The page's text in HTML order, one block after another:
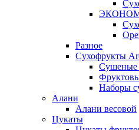
ЭКОНОМ
Разное
Сухофрукты
Сушеные
Наборы
Алани
Алани весовой
Цукаты